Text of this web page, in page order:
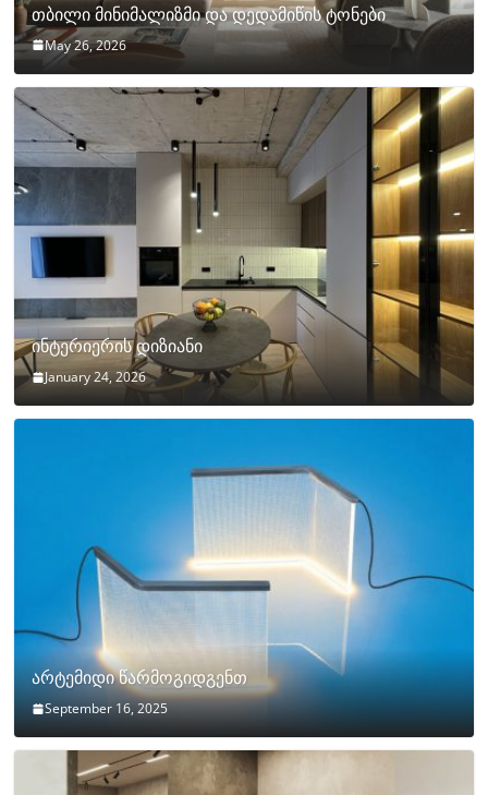
თბილი მინიმალიზმი და დედამიწის ტონები
May 26, 2026
ინტერიერის დიზიანი
January 24, 2026
არტემიდი წარმოგიდგენთ
September 16, 2025